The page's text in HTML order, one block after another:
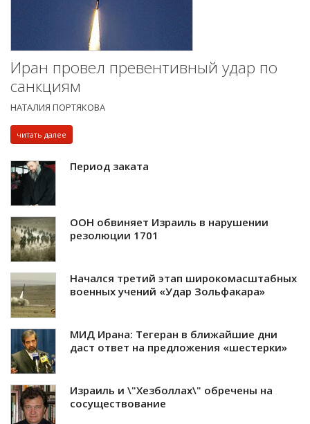
Иран провел превентивный удар по
санкциям
НАТАЛИЯ ПОРТЯКОВА
читать далее
Период заката
ООН обвиняет Израиль в нарушении
резолюции 1701
Начался третий этап широкомасштабных
военных учений «Удар Зольфакара»
МИД Ирана: Тегеран в ближайшие дни
даст ответ на предложения «шестерки»
Израиль и \"Хезболлах\" обречены на
сосуществование